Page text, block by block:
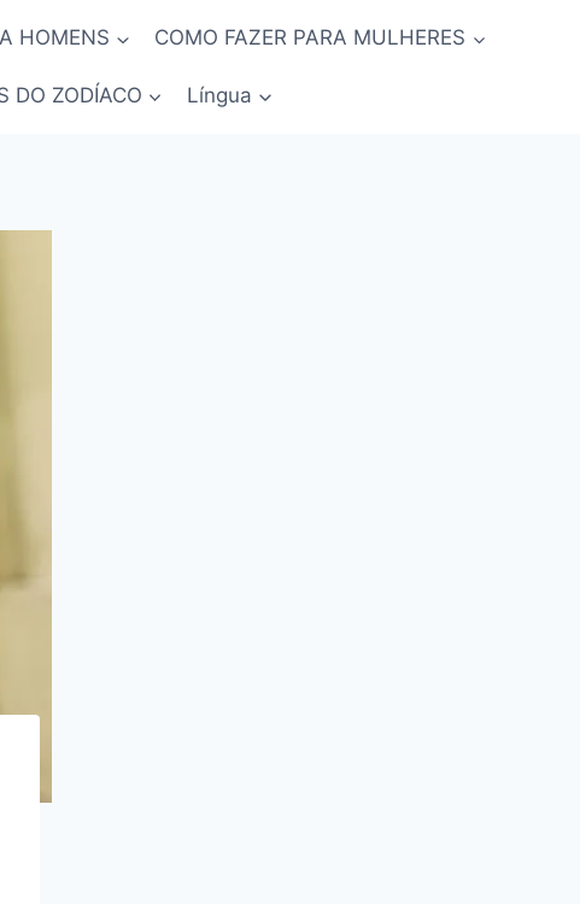
HOMENS COMO FAZER PARA MULHERES
DO ZODÍACO Língua